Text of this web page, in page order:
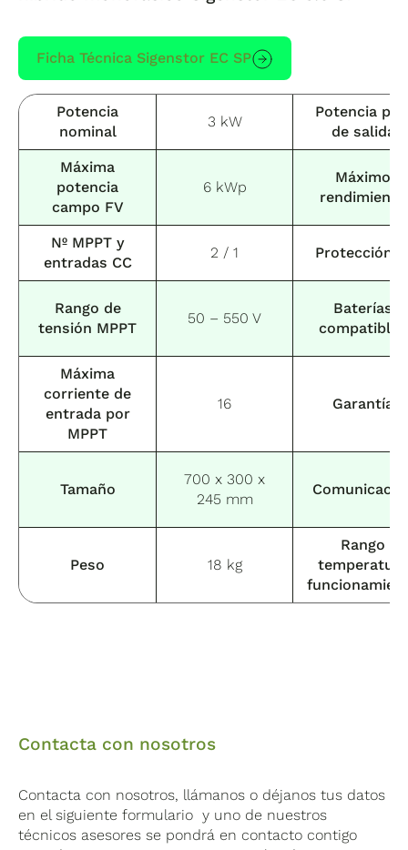
Ficha Técnica Sigenstor EC SP
Potencia
nominal
3 kW
Potencia
de salida
Máxima
potencia
campo FV
6 kWp
Máximo
rendimiento
Nº MPPT y
entradas CC
2 / 1 Protección
Rango de
tensión MPPT
50 – 550 V
Baterías
compatibles
Máxima
corriente de
entrada por
MPPT
16 Garantía
Tamaño
700 x 300 x
245 mm
Peso 18 kg
Rango
temperatura
Contacta con nosotros
Contacta con nosotros, llámanos o déjanos tus datos
en el siguiente formulario y uno de nuestros
técnicos asesores se pondrá en contacto contigo